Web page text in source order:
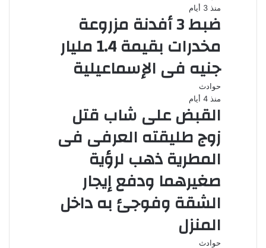
منذ 3 أيام
ضبط 3 أفدنة مزروعة
مخدرات بقيمة 1.4 مليار
جنيه فى الإسماعيلية
حوادث
منذ 4 أيام
القبض على شاب قتل
زوج طليقته العرفى فى
المطرية ذهب لرؤية
صغيرهما ودفع إيجار
الشقة وفوجئ به داخل
المنزل
حوادث